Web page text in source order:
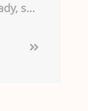
Agile Rocket Guide : ready, set, go!